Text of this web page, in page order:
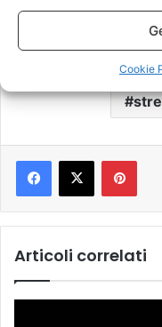
Cookie
Amazon
Articoli correlati